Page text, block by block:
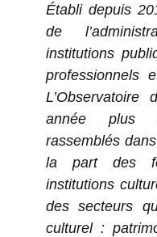
Établi depuis
de
institutions
professionnels
L’Observatoire
année plus
rassemblés
la part des
institutions
des secteurs
culturel :